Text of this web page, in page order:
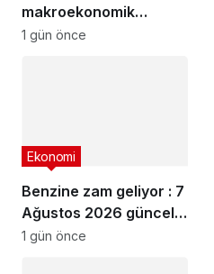
makroekonomik
istikrar açıklaması
1 gün önce
Benzine zam geliyor : 7
Ağustos 2026 güncel
akaryakıt fiyatları
Ekonomi
1 gün önce